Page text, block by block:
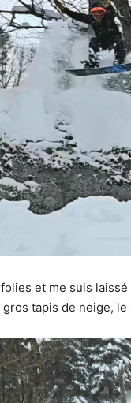
et me suis
tapis de neige, le